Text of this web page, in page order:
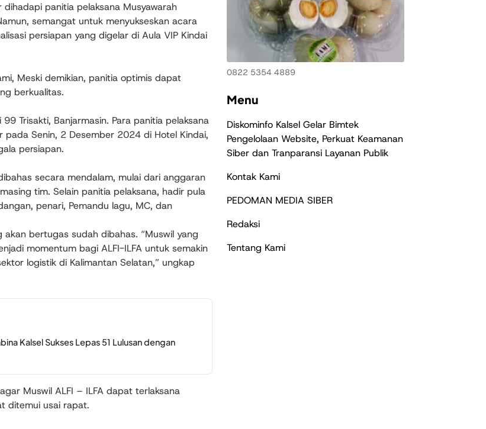
panitia pelaksana Musyawarah
semangat untuk menyukseskan acara
persiapan yang digelar di Aula VIP Kindai
Meski demikian, panitia optimis dapat
berkualitas.
Trisakti, Banjarmasin. Para panitia pelaksana
pada Senin, 2 Desember 2024 di Hotel Kindai,
persiapan.
secara mendalam, mulai dari anggaran
tim. Selain panitia pelaksana, hadir pula
penari, Pemandu lagu, MC, dan
bertugas sudah dibahas. “Muswil yang
momentum bagi ALFI-ILFA untuk semakin
logistik di Kalimantan Selatan,” ungkap
Kalsel Sukses Lepas 51 Lulusan dengan
Muswil ALFI – ILFA dapat terlaksana
ditemui usai rapat.
0822 5354 4889
Menu
Diskominfo Kalsel Gelar Bimtek
Pengelolaan Website, Perkuat Keamanan
Siber dan Tranparansi Layanan Publik
Kontak Kami
PEDOMAN MEDIA SIBER
Redaksi
Tentang Kami